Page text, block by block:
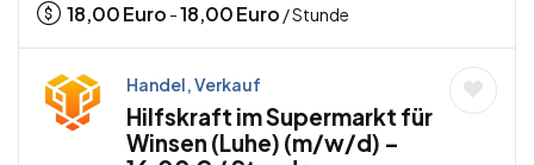
18,00Euro -18,00Euro / Stunde
Handel, Verkauf
Hilfskraft im Supermarkt für
Winsen (Luhe) (m/w/d) –